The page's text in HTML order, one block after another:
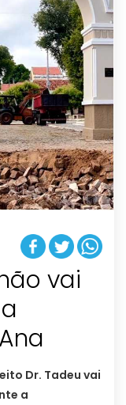
vai
Dr. Tadeu vai
a